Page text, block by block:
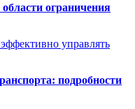
ограничения
управлять
подробности